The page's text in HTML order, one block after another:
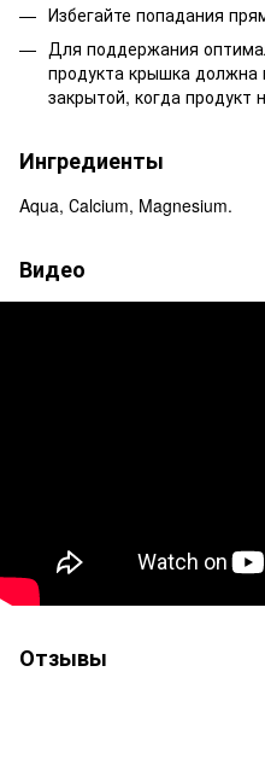
Избегайте попадания
Для поддержания
продукта крышка должна
закрытой, когда продукт
Ингредиенты
Aqua, Сalcium, Magnesium.
Видео
Отзывы